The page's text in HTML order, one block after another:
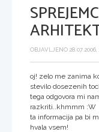
OBJAVLJENO 28.07.2006,
oj! zelo me zanima
stevilo dosezenih
tega odgovora mi
razkriti..khmmm :W
ta informacija pa bi
hvala vsem!